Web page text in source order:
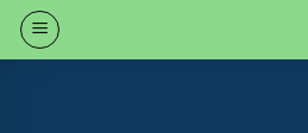
Skip